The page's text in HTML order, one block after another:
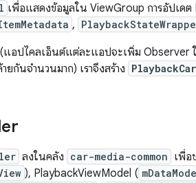
เพื่อแสดงข้อมูลใน ViewGroup การอัปเด
,
แอปไคลเอ็นต์แต่ละแอปจะเพิ่ม Observer
กันจำนวนมาก) เราจึงสร้าง
ลงในคลัง car-media-common เพื่อ
), PlaybackViewModel (